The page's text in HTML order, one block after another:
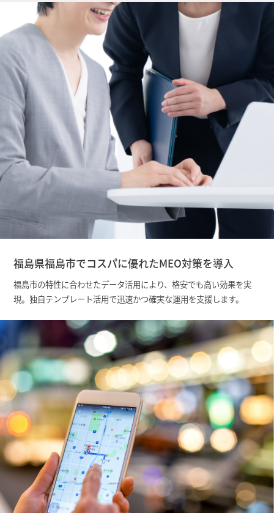
福島県福島市でコスパに優れたMEO対策を導入
福島市の特性に合わせたデータ活用により、格安でも高い効果を実
現。独自テンプレート活用で迅速かつ確実な運用を支援します。